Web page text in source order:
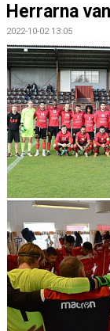
DOKUMENT
KONTAKT
MATCHER
DIVISION 4
Herrarna
2022-10-02 13:05